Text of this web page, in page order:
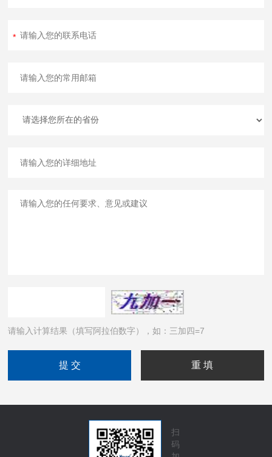
请输入计算结果（填写阿拉伯数字），如：三加四=7
扫
码